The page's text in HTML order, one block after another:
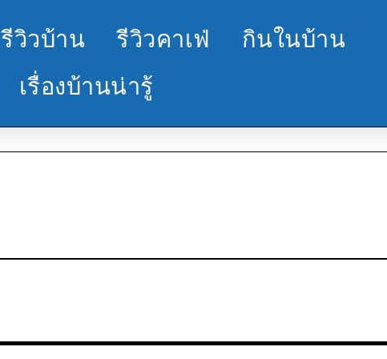
รีวิวบ้าน รีวิวคาเฟ่
กินในบ้าน
เรื่องบ้านน่ารู้